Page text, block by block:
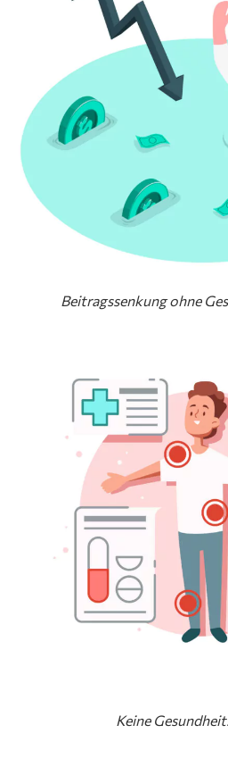
Beitragssenkung ohne
Keine